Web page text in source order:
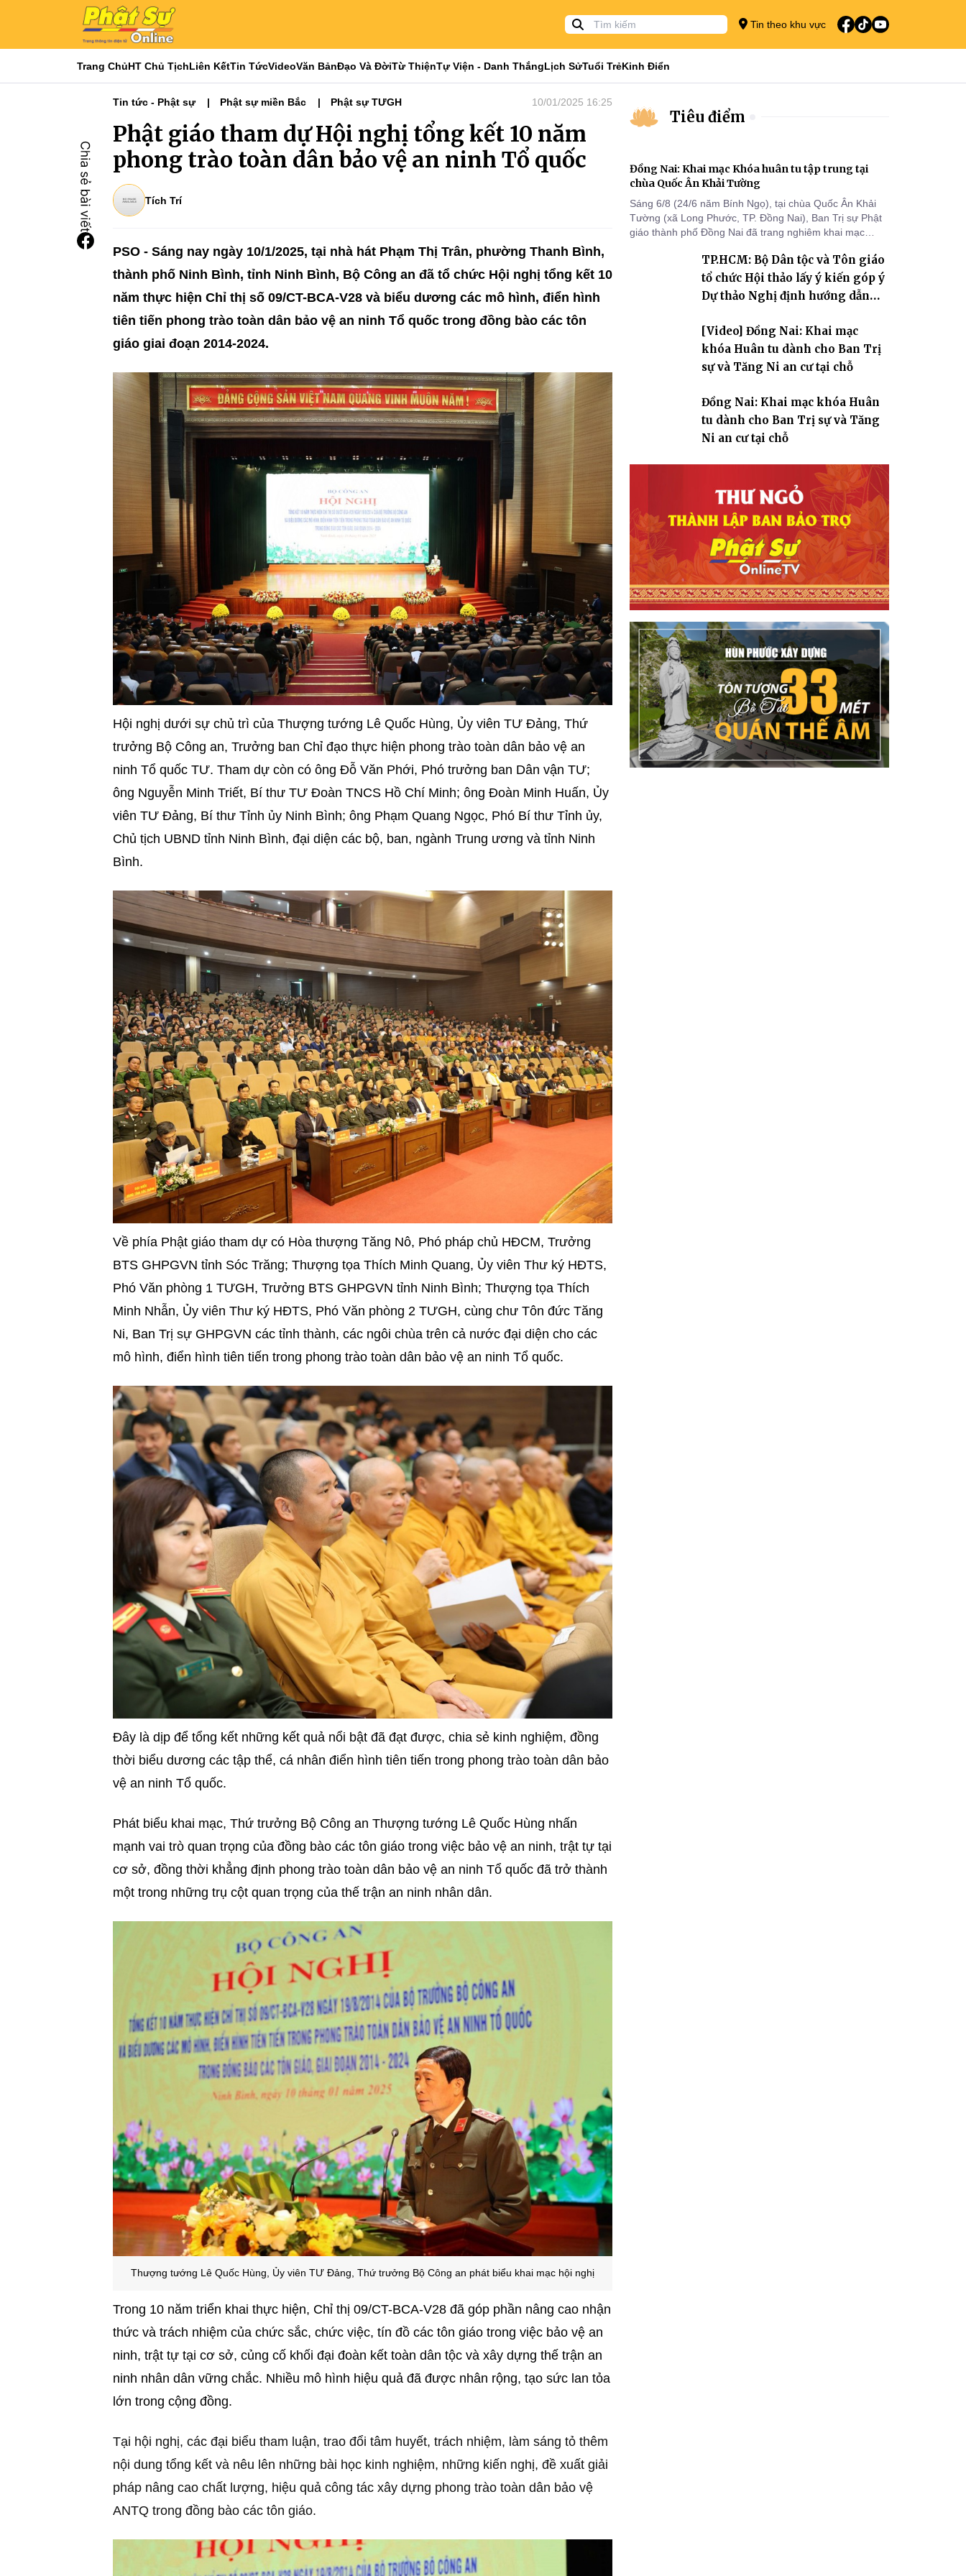
Tin theo khu vực
Trang ChủHT Chủ TịchLiên KếtTin TứcVideoVăn BảnĐạo Và ĐờiTừ ThiệnTự Viện - Danh ThắngLịch SửTuổi TrẻKinh Điển
Tin tức - Phật sự Phật sự miền Bắc Phật sự TƯGH 10/01/2025 16:25
Phật giáo tham dự Hội nghị tổng kết 10 năm
phong trào toàn dân bảo vệ an ninh Tổ quốc
Tích Trí
PSO - Sáng nay ngày 10/1/2025, tại nhà hát Phạm Thị Trân, phường Thanh Bình,
thành phố Ninh Bình, tỉnh Ninh Bình, Bộ Công an đã tổ chức Hội nghị tổng kết 10
năm thực hiện Chỉ thị số 09/CT-BCA-V28 và biểu dương các mô hình, điển hình
tiên tiến phong trào toàn dân bảo vệ an ninh Tổ quốc trong đồng bào các tôn
giáo giai đoạn 2014-2024.
Hội nghị dưới sự chủ trì của Thượng tướng Lê Quốc Hùng, Ủy viên TƯ Đảng, Thứ
trưởng Bộ Công an, Trưởng ban Chỉ đạo thực hiện phong trào toàn dân bảo vệ an
ninh Tổ quốc TƯ. Tham dự còn có ông Đỗ Văn Phới, Phó trưởng ban Dân vận TƯ;
ông Nguyễn Minh Triết, Bí thư TƯ Đoàn TNCS Hồ Chí Minh; ông Đoàn Minh Huấn, Ủy
viên TƯ Đảng, Bí thư Tỉnh ủy Ninh Bình; ông Phạm Quang Ngọc, Phó Bí thư Tỉnh ủy,
Chủ tịch UBND tỉnh Ninh Bình, đại diện các bộ, ban, ngành Trung ương và tỉnh Ninh
Bình.
Về phía Phật giáo tham dự có Hòa thượng Tăng Nô, Phó pháp chủ HĐCM, Trưởng
BTS GHPGVN tỉnh Sóc Trăng; Thượng tọa Thích Minh Quang, Ủy viên Thư ký HĐTS,
Phó Văn phòng 1 TƯGH, Trưởng BTS GHPGVN tỉnh Ninh Bình; Thượng tọa Thích
Minh Nhẫn, Ủy viên Thư ký HĐTS, Phó Văn phòng 2 TƯGH, cùng chư Tôn đức Tăng
Ni, Ban Trị sự GHPGVN các tỉnh thành, các ngôi chùa trên cả nước đại diện cho các
mô hình, điển hình tiên tiến trong phong trào toàn dân bảo vệ an ninh Tổ quốc.
Đây là dịp để tổng kết những kết quả nổi bật đã đạt được, chia sẻ kinh nghiệm, đồng
thời biểu dương các tập thể, cá nhân điển hình tiên tiến trong phong trào toàn dân bảo
vệ an ninh Tổ quốc.
Phát biểu khai mạc, Thứ trưởng Bộ Công an Thượng tướng Lê Quốc Hùng nhấn
mạnh vai trò quan trọng của đồng bào các tôn giáo trong việc bảo vệ an ninh, trật tự tại
cơ sở, đồng thời khẳng định phong trào toàn dân bảo vệ an ninh Tổ quốc đã trở thành
một trong những trụ cột quan trọng của thế trận an ninh nhân dân.
Thượng tướng Lê Quốc Hùng, Ủy viên TƯ Đảng, Thứ trưởng Bộ Công an phát biểu khai mạc hội nghị
Trong 10 năm triển khai thực hiện, Chỉ thị 09/CT-BCA-V28 đã góp phần nâng cao nhận
thức và trách nhiệm của chức sắc, chức việc, tín đồ các tôn giáo trong việc bảo vệ an
ninh, trật tự tại cơ sở, củng cố khối đại đoàn kết toàn dân tộc và xây dựng thế trận an
ninh nhân dân vững chắc. Nhiều mô hình hiệu quả đã được nhân rộng, tạo sức lan tỏa
lớn trong cộng đồng.
Tại hội nghị, các đại biểu tham luận, trao đổi tâm huyết, trách nhiệm, làm sáng tỏ thêm
nội dung tổng kết và nêu lên những bài học kinh nghiệm, những kiến nghị, đề xuất giải
pháp nâng cao chất lượng, hiệu quả công tác xây dựng phong trào toàn dân bảo vệ
ANTQ trong đồng bào các tôn giáo.
Tiêu điểm
Đồng Nai: Khai mạc Khóa huân tu tập trung tại
chùa Quốc Ân Khải Tường
Sáng 6/8 (24/6 năm Bính Ngọ), tại chùa Quốc Ân Khải
Tường (xã Long Phước, TP. Đồng Nai), Ban Trị sự Phật
giáo thành phố Đồng Nai đã trang nghiêm khai mạc
2570 dành cho chư Tăng hành giả an cư tại chỗ khu vực
VII, VIII và trường hạ chùa Quốc Ân Khải Tường.
TP.HCM: Bộ Dân tộc và Tôn giáo
tổ chức Hội thảo lấy ý kiến góp ý
Dự thảo Nghị định hướng dẫn
giáo
[Video] Đồng Nai: Khai mạc
khóa Huân tu dành cho Ban Trị
sự và Tăng Ni an cư tại chỗ
Đồng Nai: Khai mạc khóa Huân
tu dành cho Ban Trị sự và Tăng
Ni an cư tại chỗ